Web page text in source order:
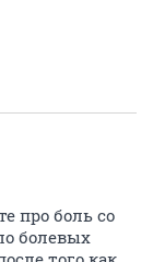
про боль со
болевых